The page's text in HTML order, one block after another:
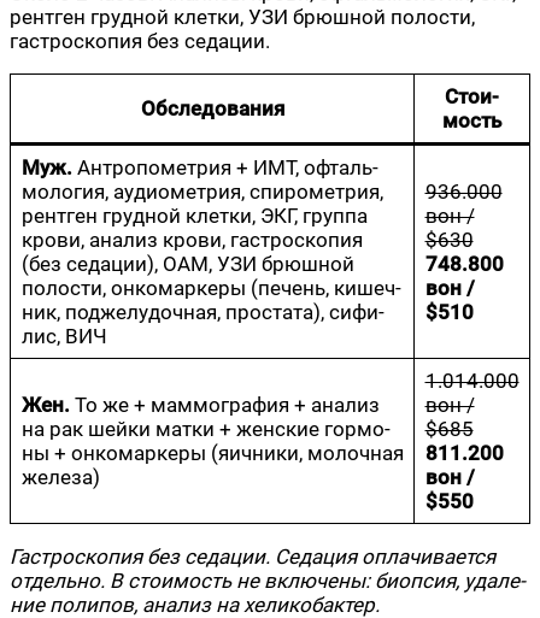
рент­ген груд­ной клет­ки, УЗИ брюш­ной поло­сти,
гастро­ско­пия без седации.
Обсле­до­ва­ния
Сто­и­
мость
Муж.Антро­по­мет­рия + ИМТ, офталь­
мо­ло­гия, аудио­мет­рия, спи­ро­мет­рия,
рент­ген груд­ной клет­ки, ЭКГ, груп­па
кро­ви, ана­лиз кро­ви, гастро­ско­пия
(без седа­ции), ОАМ, УЗИ брюш­ной
поло­сти, онко­мар­ке­ры (печень, кишеч­
ник, под­же­лу­доч­ная, про­ста­та), сифи­
лис, ВИЧ
936.000
вон /
$630
748.800
вон /
$510
Жен.То же + мам­мо­гра­фия + ана­лиз
на рак шей­ки мат­ки + жен­ские гор­мо­
ны + онко­мар­ке­ры (яич­ни­ки, молоч­ная
железа)
1.014.000
вон /
$685
811.200
вон /
$550
Гастро­ско­пия без седа­ции. Седа­ция опла­чи­ва­ет­ся
отдель­но. В сто­и­мость не вклю­че­ны: биоп­сия, уда­ле­
ние поли­пов, ана­лиз на хеликобактер.